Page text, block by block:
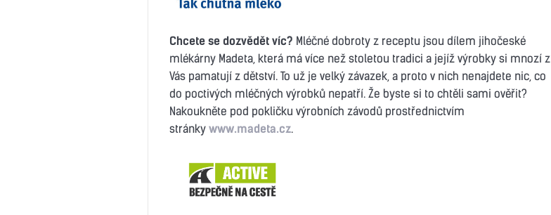
Chcete se dozvědět víc? Mléčné dobroty z receptu jsou dílem jihočeské
mlékárny Madeta, která má více než stoletou tradici a jejíž výrobky si mnozí z
Vás pamatují z dětství. To už je velký závazek, a proto v nich nenajdete nic, co
do poctivých mléčných výrobků nepatří. Že byste si to chtěli sami ověřit?
Nakoukněte pod pokličku výrobních závodů prostřednictvím
stránky www.madeta.cz.